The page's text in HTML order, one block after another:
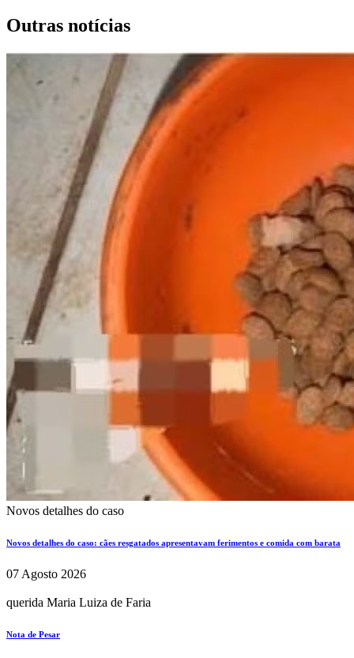
Outras notícias
Novos detalhes do caso
Novos detalhes do caso: cães resgatados apresentavam ferimentos e comida com barata
07 Agosto 2026
querida Maria Luiza de Faria
Nota de Pesar